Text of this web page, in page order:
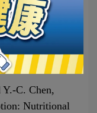
of Krill Oil
Day
and
Obesity,
Y.-C. Chen,
Nutritional